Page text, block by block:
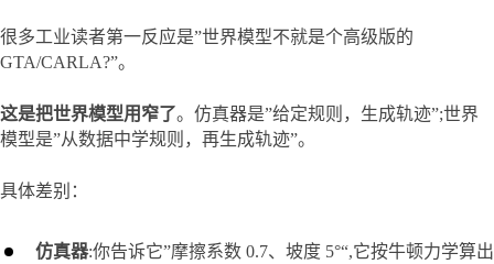
很多工业读者第一反应是”世界模型不就是个高级版的
GTA/CARLA?”。
这是把世界模型用窄了。仿真器是”给定规则，生成轨迹”;世界
模型是”从数据中学规则，再生成轨迹”。
具体差别：
仿真器:你告诉它”摩擦系数 0.7、坡度 5°“,它按牛顿力学算出